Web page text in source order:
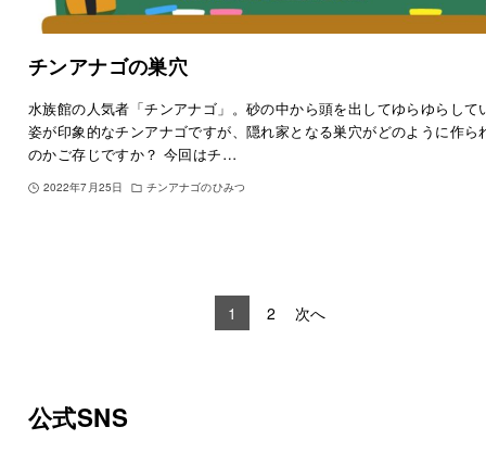
チンアナゴの巣穴
水族館の人気者「チンアナゴ」。砂の中から頭を出してゆらゆらして
姿が印象的なチンアナゴですが、隠れ家となる巣穴がどのように作ら
のかご存じですか？ 今回はチ…
2022年7月25日 チンアナゴのひみつ
1 2 次へ
公式SNS